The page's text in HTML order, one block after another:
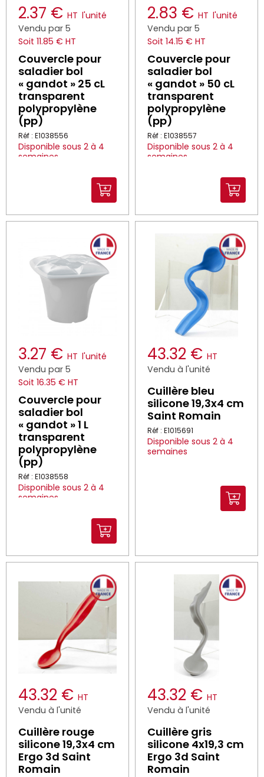
2.37 € HT l'unité
Vendu par 5
Soit 11.85 € HT
Couvercle pour
saladier bol
« gandot » 25 cL
transparent
polypropylène
(pp)
Réf : E1038556
Disponible sous 2 à 4
semaines
2.83 € HT l'unité
Vendu par 5
Soit 14.15 € HT
Couvercle pour
saladier bol
« gandot » 50 cL
transparent
polypropylène
(pp)
Réf : E1038557
Disponible sous 2 à 4
semaines
3.27 € HT l'unité
Vendu par 5
Soit 16.35 € HT
Couvercle pour
saladier bol
« gandot » 1 L
transparent
polypropylène
(pp)
Réf : E1038558
Disponible sous 2 à 4
semaines
43.32 € HT
Vendu à l'unité
Cuillère bleu
silicone 19,3x4 cm
Saint Romain
Réf : E1015691
Disponible sous 2 à 4
semaines
43.32 € HT
Vendu à l'unité
Cuillère rouge
silicone 19,3x4 cm
Ergo 3d Saint
Romain
43.32 € HT
Vendu à l'unité
Cuillère gris
silicone 4x19,3 cm
Ergo 3d Saint
Romain